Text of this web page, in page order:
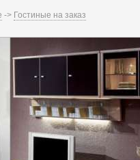
-> Гостиные на заказ